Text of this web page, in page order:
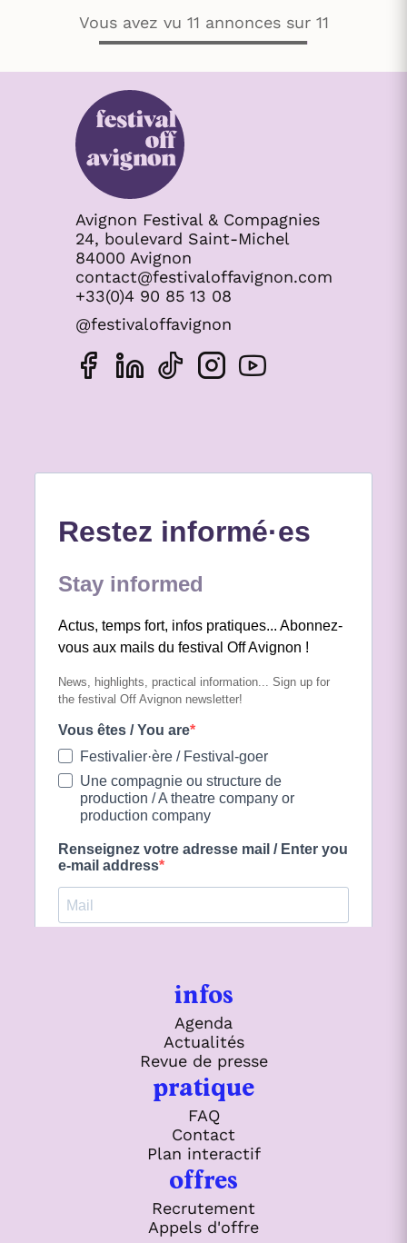
Vous avez vu 11 annonces sur 11
Avignon Festival & Compagnies
24, boulevard Saint-Michel
84000 Avignon
contact@festivaloffavignon.com
+33(0)4 90 85 13 08
@festivaloffavignon
infos
Agenda
Actualités
Revue de presse
pratique
FAQ
Contact
Plan interactif
offres
Recrutement
Appels d'offre